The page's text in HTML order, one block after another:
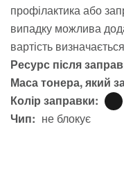
профілактика або
випадку можлива
вартість
Ресурс після
Маса тонера, який
Колір заправки:
Чип: не блокує